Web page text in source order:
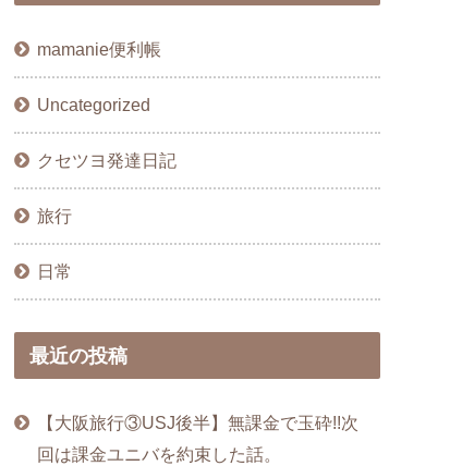
mamanie便利帳
Uncategorized
クセツヨ発達日記
旅行
日常
最近の投稿
【大阪旅行③USJ後半】無課金で玉砕!!次
回は課金ユニバを約束した話。